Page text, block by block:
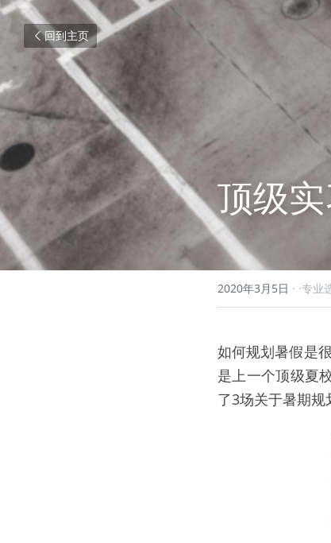
回到主页
顶级
2020年3月5日 · ·专业
如何规划暑假是
是上一个顶级夏
了3场关于暑期规